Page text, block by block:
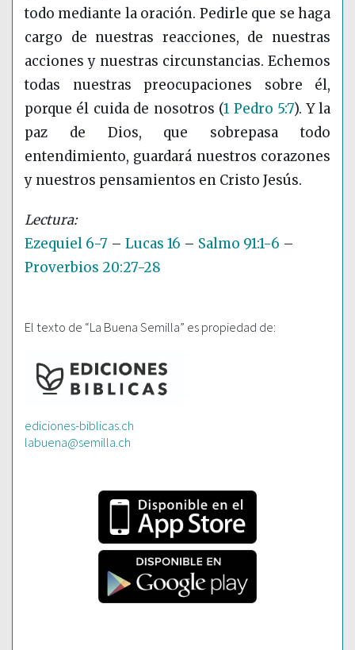
todo mediante la oración. Pedirle que se haga
cargo de nuestras reacciones, de nuestras
acciones y nuestras circunstancias. Echemos
todas nuestras preocupaciones sobre él,
porque él cuida de nosotros (1 Pedro 5:7). Y la
paz de Dios, que sobrepasa todo
entendimiento, guardará nuestros corazones
y nuestros pensamientos en Cristo Jesús.
Ezequiel 6-7 – Lucas 16 – Salmo 91:1-6 –
Proverbios 20:27-28
El texto de “La Buena Semilla” es propiedad de:
ediciones-biblicas.ch
labuena@semilla.ch